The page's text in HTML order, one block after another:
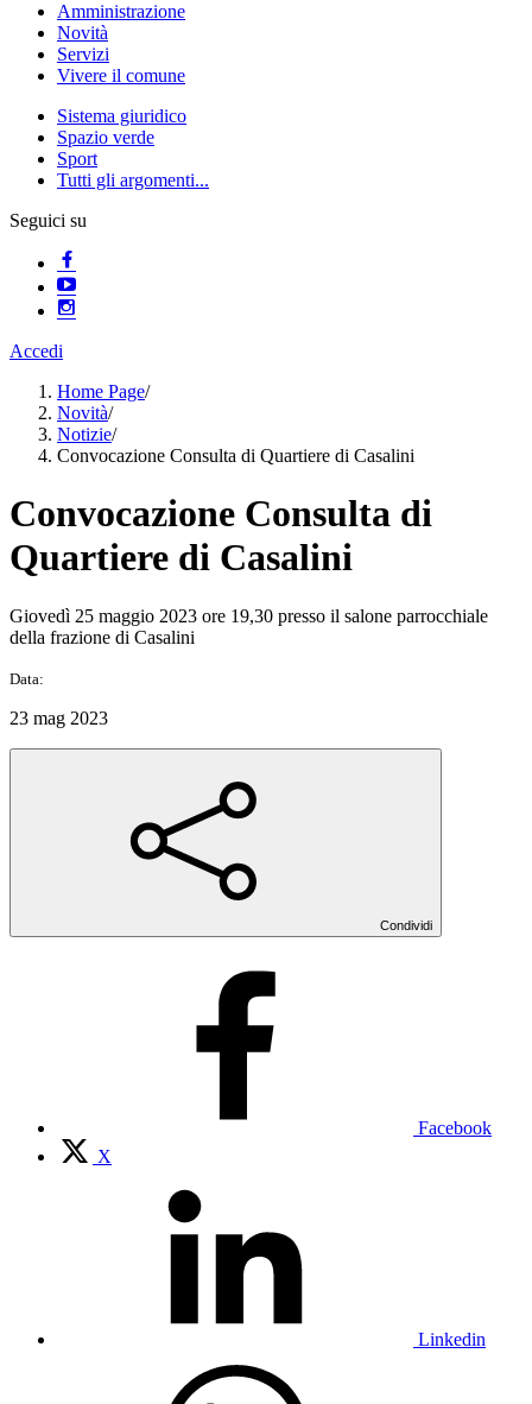
Amministrazione
Novità
Servizi
Vivere il comune
Sistema giuridico
Spazio verde
Sport
Tutti gli argomenti...
Seguici su
Accedi
Home Page/
Novità/
Notizie/
Convocazione Consulta di Quartiere di Casalini
Convocazione Consulta di
Quartiere di Casalini
Giovedì 25 maggio 2023 ore 19,30 presso il salone parrocchiale
della frazione di Casalini
Data:
23 mag 2023
Condividi
Facebook
X
Linkedin